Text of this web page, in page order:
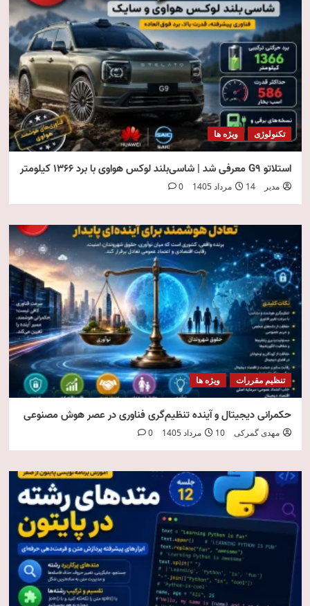
تکنولوژی ویژه ها
استلاتو G9 معرفی شد | شاسی‌بلند لوکس هواوی با برد ۱۳۶۶ کیلومتر
مدیر 14 مرداد 1405 0
تنظیم مقررات ویژه ها
حکمرانی دیجیتال و آینده تنظیم‌گری فناوری در عصر هوش مصنوعی
مهدی گمرکی 10 مرداد 1405 0